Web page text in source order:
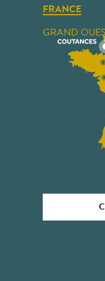
FRANCE
GRAND